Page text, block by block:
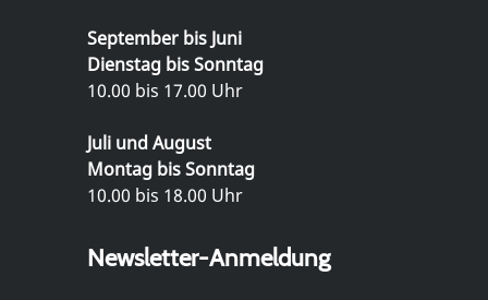
September bis Juni
Dienstag bis Sonntag
10.00 bis 17.00 Uhr
Juli und August
Montag bis Sonntag
10.00 bis 18.00 Uhr
Newsletter-Anmeldung